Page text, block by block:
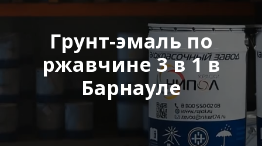
Грунт-эмаль по
ржавчине 3 в 1 в
Барнауле